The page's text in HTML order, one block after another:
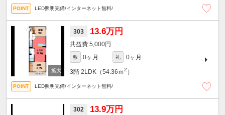
LED照明完備/インターネット無料/
303 13.6万円
5,000円
敷 0ヶ月 礼 0ヶ月
3階 2LDK（54.36ｍ2 ）
LED照明完備/インターネット無料/
302 13.9万円